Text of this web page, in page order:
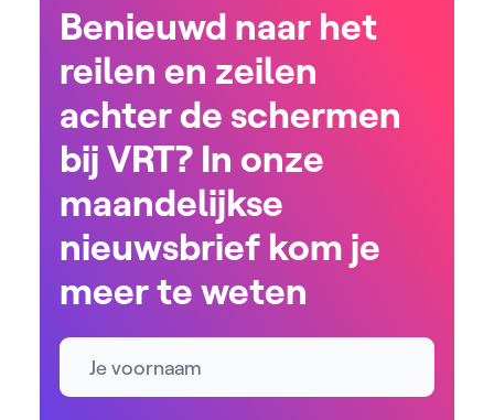
Benieuwd naar het
reilen en zeilen
achter de schermen
bij VRT? In onze
maandelijkse
nieuwsbrief kom je
meer te weten
Naam